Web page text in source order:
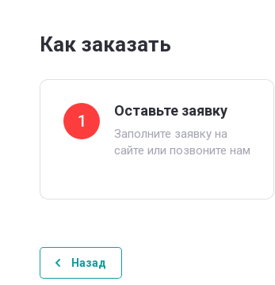
Как заказать
1
Оставьте заявку
Заполните заявку на
сайте или позвоните нам
Назад